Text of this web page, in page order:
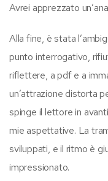
Avrei apprezzato
Alla fine, è stata
punto interrogativo,
riflettere, a pdf e a
un’attrazione distorta
spinge il lettore in
mie aspettative. La
sviluppati, e il ritmo è
impressionato.